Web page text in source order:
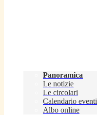
Panoramica
Le notizie
Le circolari
Calendario eventi
Albo online